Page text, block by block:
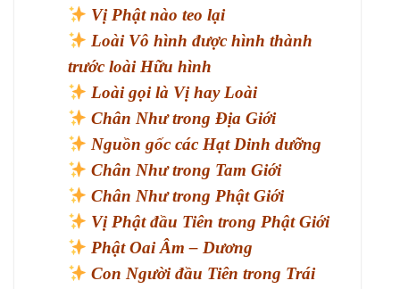
Vị Phật nào teo lại
Loài Vô hình được hình thành
trước loài Hữu hình
Loài gọi là Vị hay Loài
Chân Như trong Địa Giới
Nguồn gốc các Hạt Dinh dưỡng
Chân Như trong Tam Giới
Chân Như trong Phật Giới
Vị Phật đầu Tiên trong Phật Giới
Phật Oai Âm – Dương
Con Người đầu Tiên trong Trái